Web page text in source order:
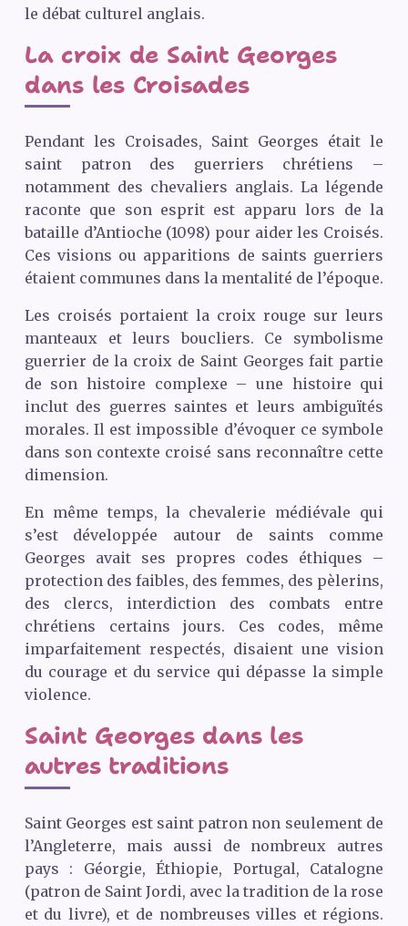
le débat culturel anglais.
La croix de Saint Georges
dans les Croisades
Pendant les Croisades, Saint Georges était le
saint patron des guerriers chrétiens –
notamment des chevaliers anglais. La légende
raconte que son esprit est apparu lors de la
bataille d’Antioche (1098) pour aider les Croisés.
Ces visions ou apparitions de saints guerriers
étaient communes dans la mentalité de l’époque.
Les croisés portaient la croix rouge sur leurs
manteaux et leurs boucliers. Ce symbolisme
guerrier de la croix de Saint Georges fait partie
de son histoire complexe – une histoire qui
inclut des guerres saintes et leurs ambiguïtés
morales. Il est impossible d’évoquer ce symbole
dans son contexte croisé sans reconnaître cette
dimension.
En même temps, la chevalerie médiévale qui
s’est développée autour de saints comme
Georges avait ses propres codes éthiques –
protection des faibles, des femmes, des pèlerins,
des clercs, interdiction des combats entre
chrétiens certains jours. Ces codes, même
imparfaitement respectés, disaient une vision
du courage et du service qui dépasse la simple
violence.
Saint Georges dans les
autres traditions
Saint Georges est saint patron non seulement de
l’Angleterre, mais aussi de nombreux autres
pays : Géorgie, Éthiopie, Portugal, Catalogne
(patron de Saint Jordi, avec la tradition de la rose
et du livre), et de nombreuses villes et régions.